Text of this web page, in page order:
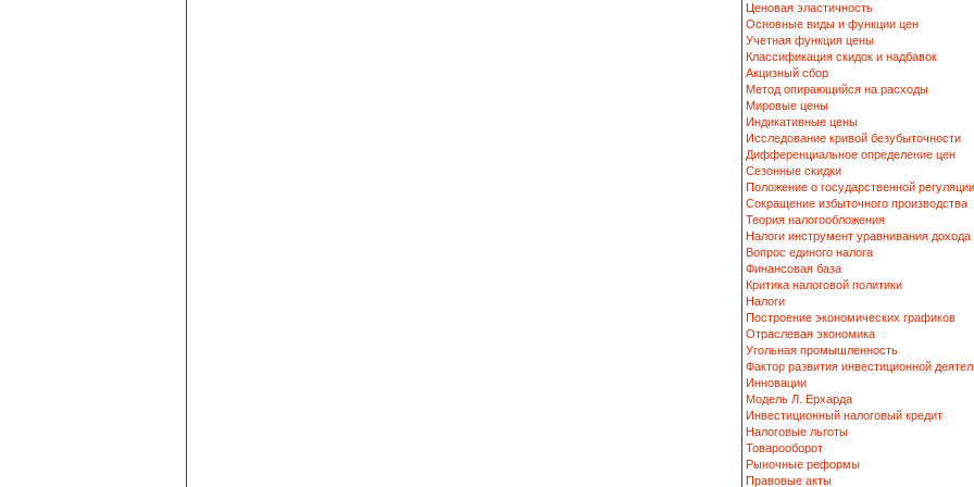
Ценовая эластичность
Основные виды и функции цен
Учетная функция цены
Классификация скидок и надбавок
Акцизный сбор
Метод опирающийся на расходы
Мировые цены
Индикативные цены
Исследование кривой безубыточности
Дифференциальное определение цен
Сезонные скидки
Положение о государственной регуляции
Сокращение избыточного производства
Теория налогообложения
Налоги инструмент уравнивания дохода
Вопрос единого налога
Финансовая база
Критика налоговой политики
Налоги
Построение экономических графиков
Отраслевая экономика
Угольная промышленность
Фактор развития инвестиционной
Инновации
Модель Л. Ерхарда
Инвестиционный налоговый кредит
Налоговые льготы
Товарооборот
Рыночные реформы
Правовые акты